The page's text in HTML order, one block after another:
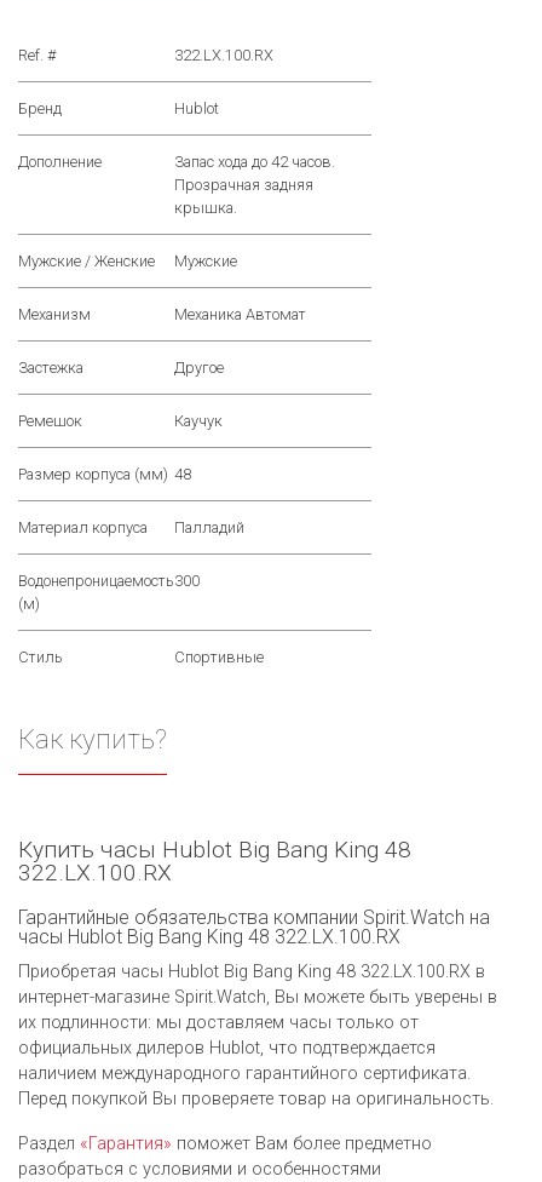
Ref. # 322.LX.100.RX
Бренд Hublot
Дополнение
Запас хода до 42 часов.
Прозрачная задняя
крышка.
Мужские / Женские Мужские
Механизм Механика Автомат
Застежка Другое
Ремешок Каучук
Размер корпуса (мм) 48
Материал корпуса Палладий
Водонепроницаемость
(м)
300
Стиль Спортивные
Как купить?
Купить часы Hublot Big Bang King 48
322.LX.100.RX
Гарантийные обязательства компании Spirit.Watch на
часы Hublot Big Bang King 48 322.LX.100.RX
Приобретая часы Hublot Big Bang King 48 322.LX.100.RX в
интернет-магазине Spirit.Watch, Вы можете быть уверены в
их подлинности: мы доставляем часы только от
официальных дилеров Hublot, что подтверждается
наличием международного гарантийного сертификата.
Перед покупкой Вы проверяете товар на оригинальность.
Раздел «Гарантия» поможет Вам более предметно
разобраться с условиями и особенностями